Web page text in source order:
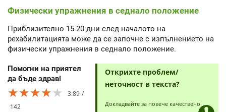
Физически упражнения в седнало положение
Приблизително 15-20 дни след началото на
рехабилитацията може да се започне с изпълнението на
физически упражнения в седнало положение.
Помогни на приятел
да бъде здрав!
★★★★★
★★★★★
★★★★★
3.89
142
Открихте проблем/
неточност в текста?
Докладвайте за повече качествено